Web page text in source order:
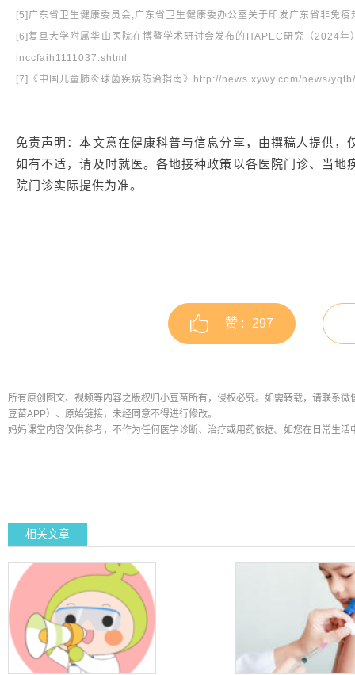
[5]广东省卫生健康委员会,广东省卫生健康委办公室关于印发广东省非免
[6]复旦大学附属华山医院在博鳌学术研讨会发布的HAPEC研究（
inccfaih1111037.shtml
[7]《中国儿童肺炎球菌疾病防治指南》http://news.xywy.com/news/
免责声明：本文意在健康科普与信息分享，由撰稿人提供
如有不适，请及时就医。各地接种政策以各医院门诊、当
院门诊实际提供为准。
赞 : 297
所有原创图文、视频等内容之版权归小豆苗所有，侵权必究。如需转载，请联系
豆苗APP）、原始链接，未经同意不得进行修改。
妈妈课堂内容仅供参考，不作为任何医学诊断、治疗或用药依据。如您在日常生
相关文章